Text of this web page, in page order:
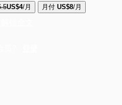
US$4/月 月付 US$8/月